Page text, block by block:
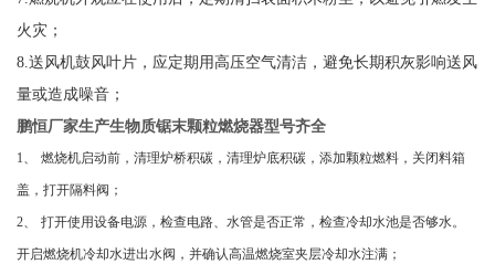
火灾；
8.送风机鼓风叶片，应定期用高压空气清洁，避免长期积灰影响送风
量或造成噪音；
鹏恒厂家生产生物质锯末颗粒燃烧器型号齐全
1、 燃烧机启动前，清理炉桥积碳，清理炉底积碳，添加颗粒燃料，关闭料箱
盖，打开隔料阀；
2、 打开使用设备电源，检查电路、水管是否正常，检查冷却水池是否够水。
开启燃烧机冷却水进出水阀，并确认高温燃烧室夹层冷却水注满；